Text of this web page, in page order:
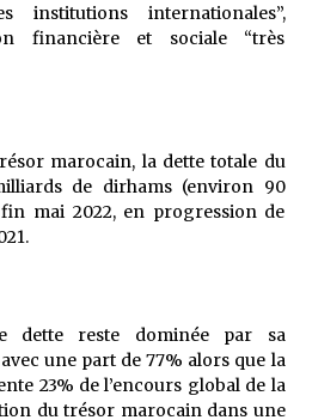
institutions internationales”,
financière et sociale “très
marocain, la dette totale du
de dirhams (environ 90
mai 2022, en progression de
dette reste dominée par sa
une part de 77% alors que la
23% de l’encours global de la
du trésor marocain dans une